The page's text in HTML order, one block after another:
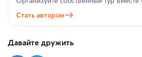
Стать автором
Давайте дружить